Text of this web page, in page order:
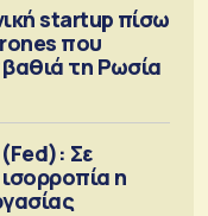
startup πίσω
που
τη Ρωσία
Σε
η